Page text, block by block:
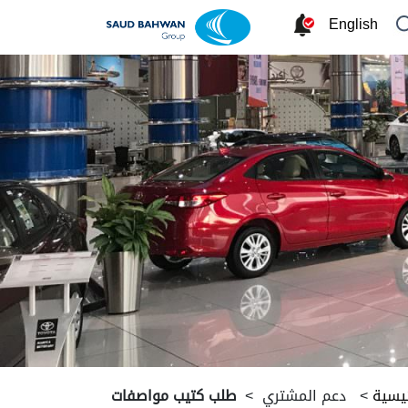
English
> دعم المشتري > طلب كتيب مواصفات